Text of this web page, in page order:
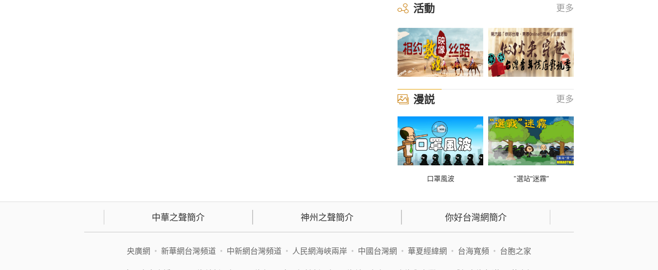
活動 更多
漫説 更多
口罩風波 "選站“迷霧”
中華之聲簡介 神州之聲簡介 你好台灣網簡介
央廣網 • 新華網台灣頻道 • 中新網台灣頻道 • 人民網海峽兩岸 • 中國台灣網 • 華夏經緯網 • 台海寬頻 • 台胞之家